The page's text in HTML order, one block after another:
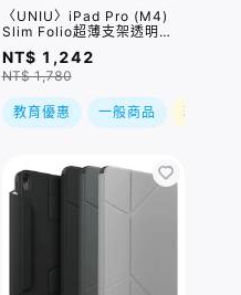
〈UNIU〉iPad Pro (M4)
Slim Folio超薄支架透明保
護殼 / 兩色,兩種尺寸
NT$ 1,242
NT$ 1,780
教育優惠 一般商品 現折